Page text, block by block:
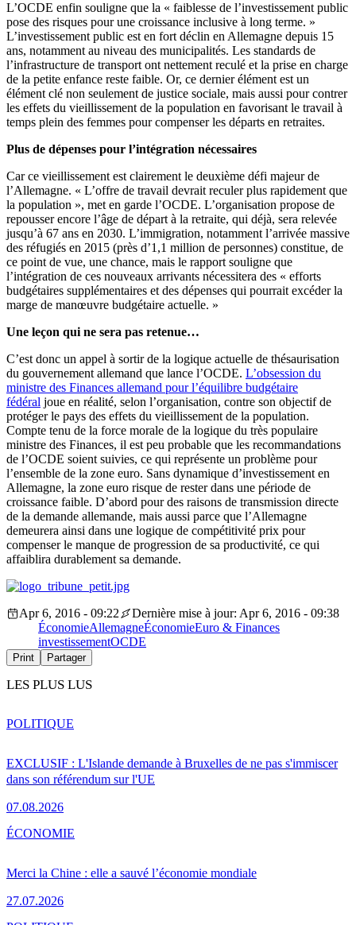
L’OCDE enfin souligne que la « faiblesse de l’investissement public
pose des risques pour une croissance inclusive à long terme. »
L’investissement public est en fort déclin en Allemagne depuis 15
ans, notamment au niveau des municipalités. Les standards de
l’infrastructure de transport ont nettement reculé et la prise en charge
de la petite enfance reste faible. Or, ce dernier élément est un
élément clé non seulement de justice sociale, mais aussi pour contrer
les effets du vieillissement de la population en favorisant le travail à
temps plein des femmes pour compenser les départs en retraites.
Plus de dépenses pour l’intégration nécessaires
Car ce vieillissement est clairement le deuxième défi majeur de
l’Allemagne. « L’offre de travail devrait reculer plus rapidement que
la population », met en garde l’OCDE. L’organisation propose de
repousser encore l’âge de départ à la retraite, qui déjà, sera relevée
jusqu’à 67 ans en 2030. L’immigration, notamment l’arrivée massive
des réfugiés en 2015 (près d’1,1 million de personnes) constitue, de
ce point de vue, une chance, mais le rapport souligne que
l’intégration de ces nouveaux arrivants nécessitera des « efforts
budgétaires supplémentaires et des dépenses qui pourrait excéder la
marge de manœuvre budgétaire actuelle. »
Une leçon qui ne sera pas retenue…
C’est donc un appel à sortir de la logique actuelle de thésaurisation
du gouvernement allemand que lance l’OCDE. L’obsession du
ministre des Finances allemand pour l’équilibre budgétaire
fédéral joue en réalité, selon l’organisation, contre son objectif de
protéger le pays des effets du vieillissement de la population.
Compte tenu de la force morale de la logique du très populaire
ministre des Finances, il est peu probable que les recommandations
de l’OCDE soient suivies, ce qui représente un problème pour
l’ensemble de la zone euro. Sans dynamique d’investissement en
Allemagne, la zone euro risque de rester dans une période de
croissance faible. D’abord pour des raisons de transmission directe
de la demande allemande, mais aussi parce que l’Allemagne
demeurera ainsi dans une logique de compétitivité prix pour
compenser le manque de progression de sa productivité, ce qui
affaiblira durablement sa demande.
Apr 6, 2016 - 09:22
Dernière mise à jour: Apr 6, 2016 - 09:38
ÉconomieAllemagneÉconomieEuro & Finances
investissementOCDE
Print Partager
LES PLUS LUS
EXCLUSIF : L'Islande demande à Bruxelles de ne pas s'immiscer
dans son référendum sur l'UE
07.08.2026
POLITIQUE
Merci la Chine : elle a sauvé l’économie mondiale
27.07.2026
ÉCONOMIE